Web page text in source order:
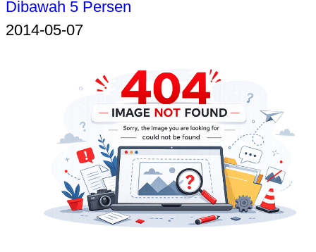
Dibawah 5 Persen
2014-05-07